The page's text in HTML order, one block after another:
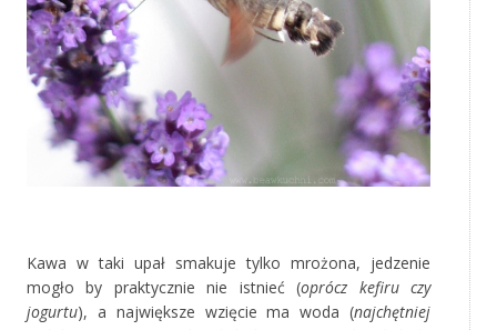
Kawa w taki upał smakuje tylko mrożona, jedzenie
mogło by praktycznie nie istnieć (oprócz kefiru czy
jogurtu), a największe wzięcie ma woda (najchętniej